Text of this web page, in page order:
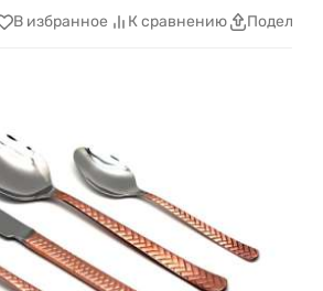
В избранное К сравнению